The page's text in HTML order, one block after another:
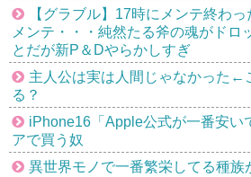
【グラブル】17時にメンテ終わ
メンテ・・・純然たる斧の魂がドロ
とだが新P＆Dやらかしすぎ
主人公は実は人間じゃなかった←
る？
iPhone16「Apple公式が一番安い
アで買う奴
異世界モノで一番繁栄してる種族